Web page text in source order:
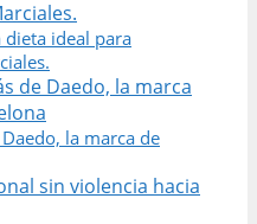
ideal para
la marca de